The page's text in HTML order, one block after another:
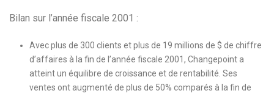
Bilan sur l’année fiscale 2001 :
Avec plus de 300 clients et plus de 19 millions de $ de chiffre
d’affaires à la fin de l’année fiscale 2001, Changepoint a
atteint un équilibre de croissance et de rentabilité. Ses
ventes ont augmenté de plus de 50% comparés à la fin de